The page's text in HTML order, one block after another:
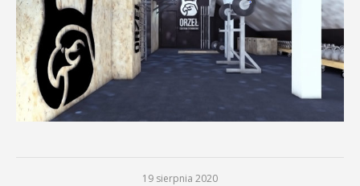
19 sierpnia 2020